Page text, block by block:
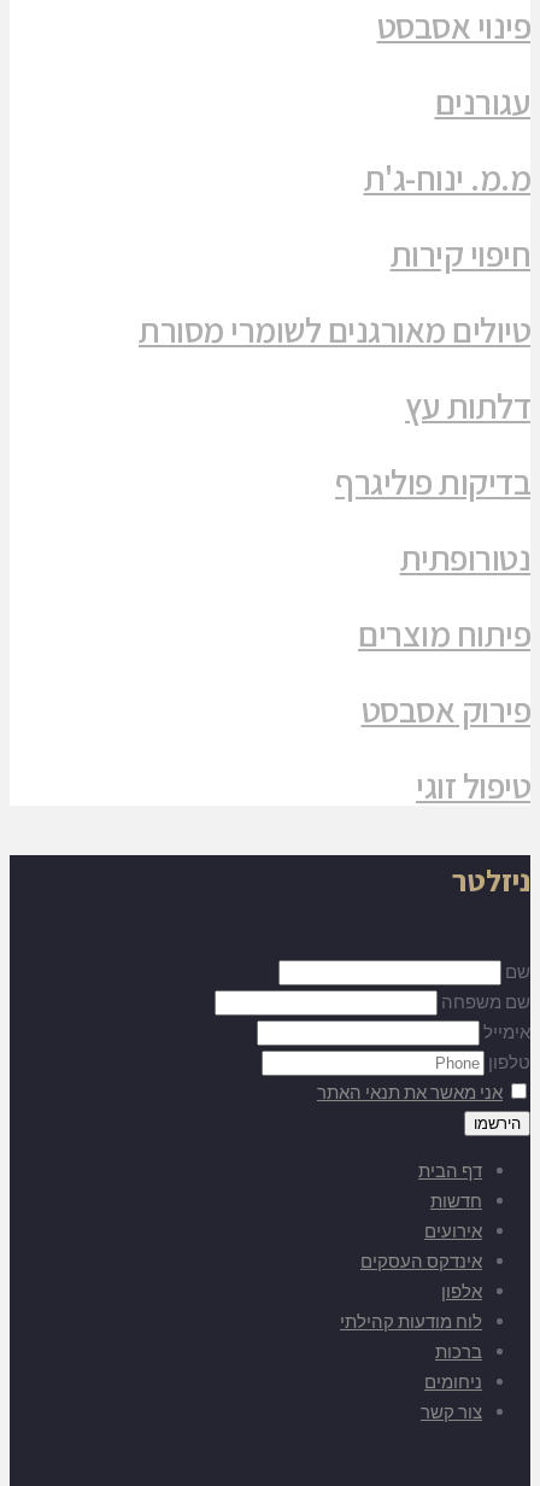
פינוי אסבסט
עגורנים
מ.מ. ינוח-ג'ת
חיפוי קירות
טיולים מאורגנים לשומרי מסורת
דלתות עץ
בדיקות פוליגרף
נטורופתית
פיתוח מוצרים
פירוק אסבסט
טיפול זוגי
ניזלטר
שם
שם משפחה
אימייל
טלפון
אני מאשר את תנאי האתר
דף הבית
חדשות
אירועים
אינדקס העסקים
אלפון
לוח מודעות קהילתי
ברכות
ניחומים
צור קשר